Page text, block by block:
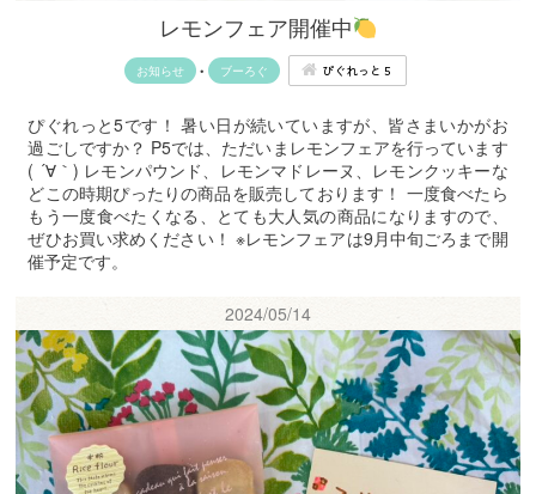
レモンフェア開催中
お知らせ • ブーろぐ ぴぐれっと５
ぴぐれっと5です！ 暑い日が続いていますが、皆さまいかがお
過ごしですか？ P5では、ただいまレモンフェアを行っています
( ´∀｀) レモンパウンド、レモンマドレーヌ、レモンクッキーな
どこの時期ぴったりの商品を販売しております！ 一度食べたら
もう一度食べたくなる、とても大人気の商品になりますので、
ぜひお買い求めください！ ※レモンフェアは9月中旬ごろまで開
催予定です。
2024/05/14